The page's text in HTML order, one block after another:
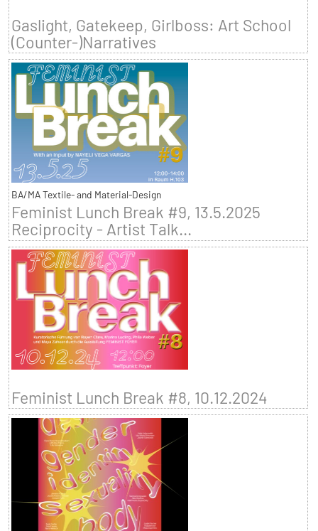
Gaslight, Gatekeep, Girlboss: Art School
(Counter-)Narratives
BA/MA Textile- and Material-Design
Feminist Lunch Break #9, 13.5.2025
Reciprocity - Artist Talk...
Feminist Lunch Break #8, 10.12.2024